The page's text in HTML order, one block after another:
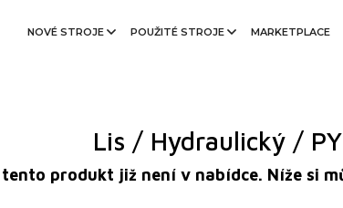
NOVÉ STROJE POUŽITÉ STROJE MARKETPLACE
Lis / Hydraulický /
produkt již není v nabídce. Níže si